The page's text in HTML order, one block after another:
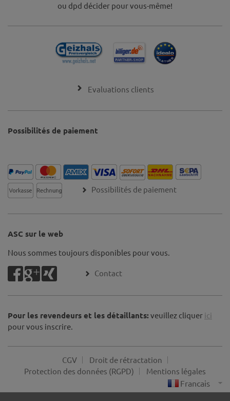
ou dpd décider pour vous-même!
Evaluations clients
Possibilités de paiement
Possibilités de paiement
ASC sur le web
Nous sommes toujours disponibles pour vous.
Contact
Pour les revendeurs et les détaillants: veuillez cliquer ici
pour vous inscrire.
CGV
Droit de rétractation
Protection des données (RGPD)
Mentions légales